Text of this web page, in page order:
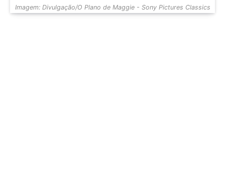
Imagem: Divulgação/O Plano de Maggie - Sony Pictures Classics